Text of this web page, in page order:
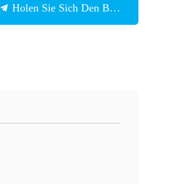
Holen Sie Sich Den Besten Preis